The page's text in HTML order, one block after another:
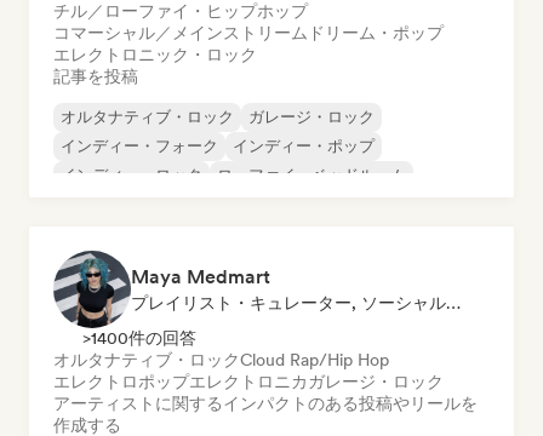
チル／ローファイ・ヒップホップ
コマーシャル／メインストリーム ドリーム・ポップ
エレクトロニック・ロック
記事を投稿
オルタナティブ・ロック
ガレージ・ロック
インディー・フォーク
インディー・ポップ
インディー・ロック
ローファイ・ベッドルーム
Maya Medmart
プレイリスト・キュレーター, ソーシャルメディアインフルエンサー
>1400件の回答
オルタナティブ・ロックCloud Rap/Hip Hop
エレクトロポップエレクトロニカガレージ・ロック
アーティストに関するインパクトのある投稿やリールを
作成する